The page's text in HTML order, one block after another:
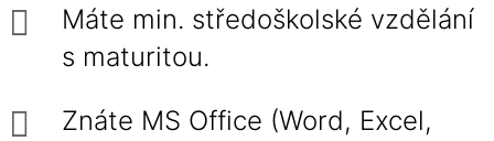
Máte min. středoškolské vzdělání
s maturitou.
Znáte MS Office (Word, Excel,